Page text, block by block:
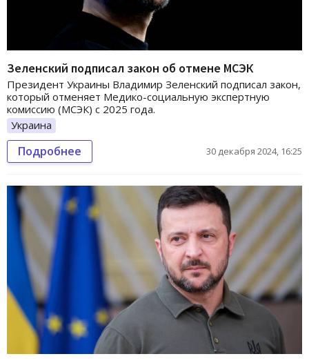
Зеленский подписал закон об отмене МСЭК
Президент Украины Владимир Зеленский подписал закон,
который отменяет Медико-социальную экспертную
комиссию (МСЭК) с 2025 года.
Украина
Подробнее 30 декабря 2024, 16:25